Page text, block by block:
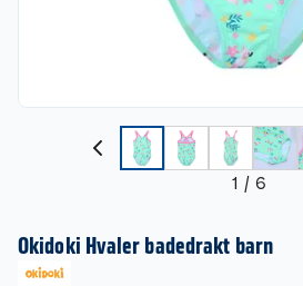
1 / 6
Okidoki Hvaler badedrakt barn